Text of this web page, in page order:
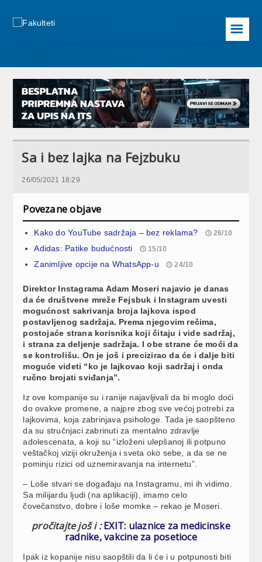
☰
Sa i bez lajka na Fejzbuku
26/05/2021 18:29
Povezane objave
Kako do YouTube sadržaja – bez reklama? 26/10
Adidas: Patike budućnosti 15/10
Zanimljive opcije na WhatsApp-u 24/10
Direktor Instagrama Adam Moseri najavio je danas
da će društvene mreže Fejsbuk i Instagram uvesti
mogućnost sakrivanja broja lajkova ispod
postavljenog sadržaja. Prema njegovim rečima,
postojaće strana korisnika koji čitaju i vide sadržaj,
i strana za deljenje sadržaja. I obe strane će moći da
se kontrolišu. On je još i precizirao da će i dalje biti
moguće videti “ko je lajkovao koji sadržaj i onda
ručno brojati sviđanja”.
Iz ove kompanije su i ranije najavljivali da bi moglo doći
do ovakve promene, a najpre zbog sve većoj potrebi za
lajkovima, koja zabrinjava psihologe. Tada je saopšteno
da su stručnjaci zabrinuti za mentalno zdravlje
adolescenata, a koji su “izloženi ulepšanoj ili potpuno
veštačkoj viziji okruženja i sveta oko sebe, a da se ne
pominju rizici od uznemiravanja na internetu”.
– Loše stvari se događaju na Instagramu, mi ih vidimo.
Sa milijardu ljudi (na aplikaciji), imamo celo
čovečanstvo, dobre i loše momke – rekao je Moseri.
pročitajte još i : EXIT: ulaznice za medicinske
radnike, vakcine za posetioce
Ipak iz kopanije nisu saopštili da li će i u potpunosti biti